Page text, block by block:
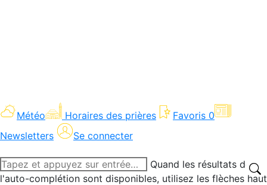
Météo Horaires des prières Favoris 0
Newsletters
Se connecter
Recherche
:
Quand les résultats de
l'auto-complétion sont disponibles, utilisez les flèches haut